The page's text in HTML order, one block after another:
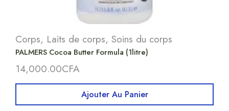
Corps, Laits de corps, Soins du corps
PALMERS Cocoa Butter Formula (1litre)
14,000.00CFA
Ajouter Au Panier